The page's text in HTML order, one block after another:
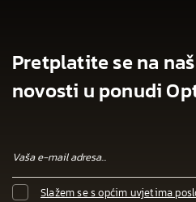
Pretplatite se na
novosti u ponudi
Slažem se s općim uvjetima